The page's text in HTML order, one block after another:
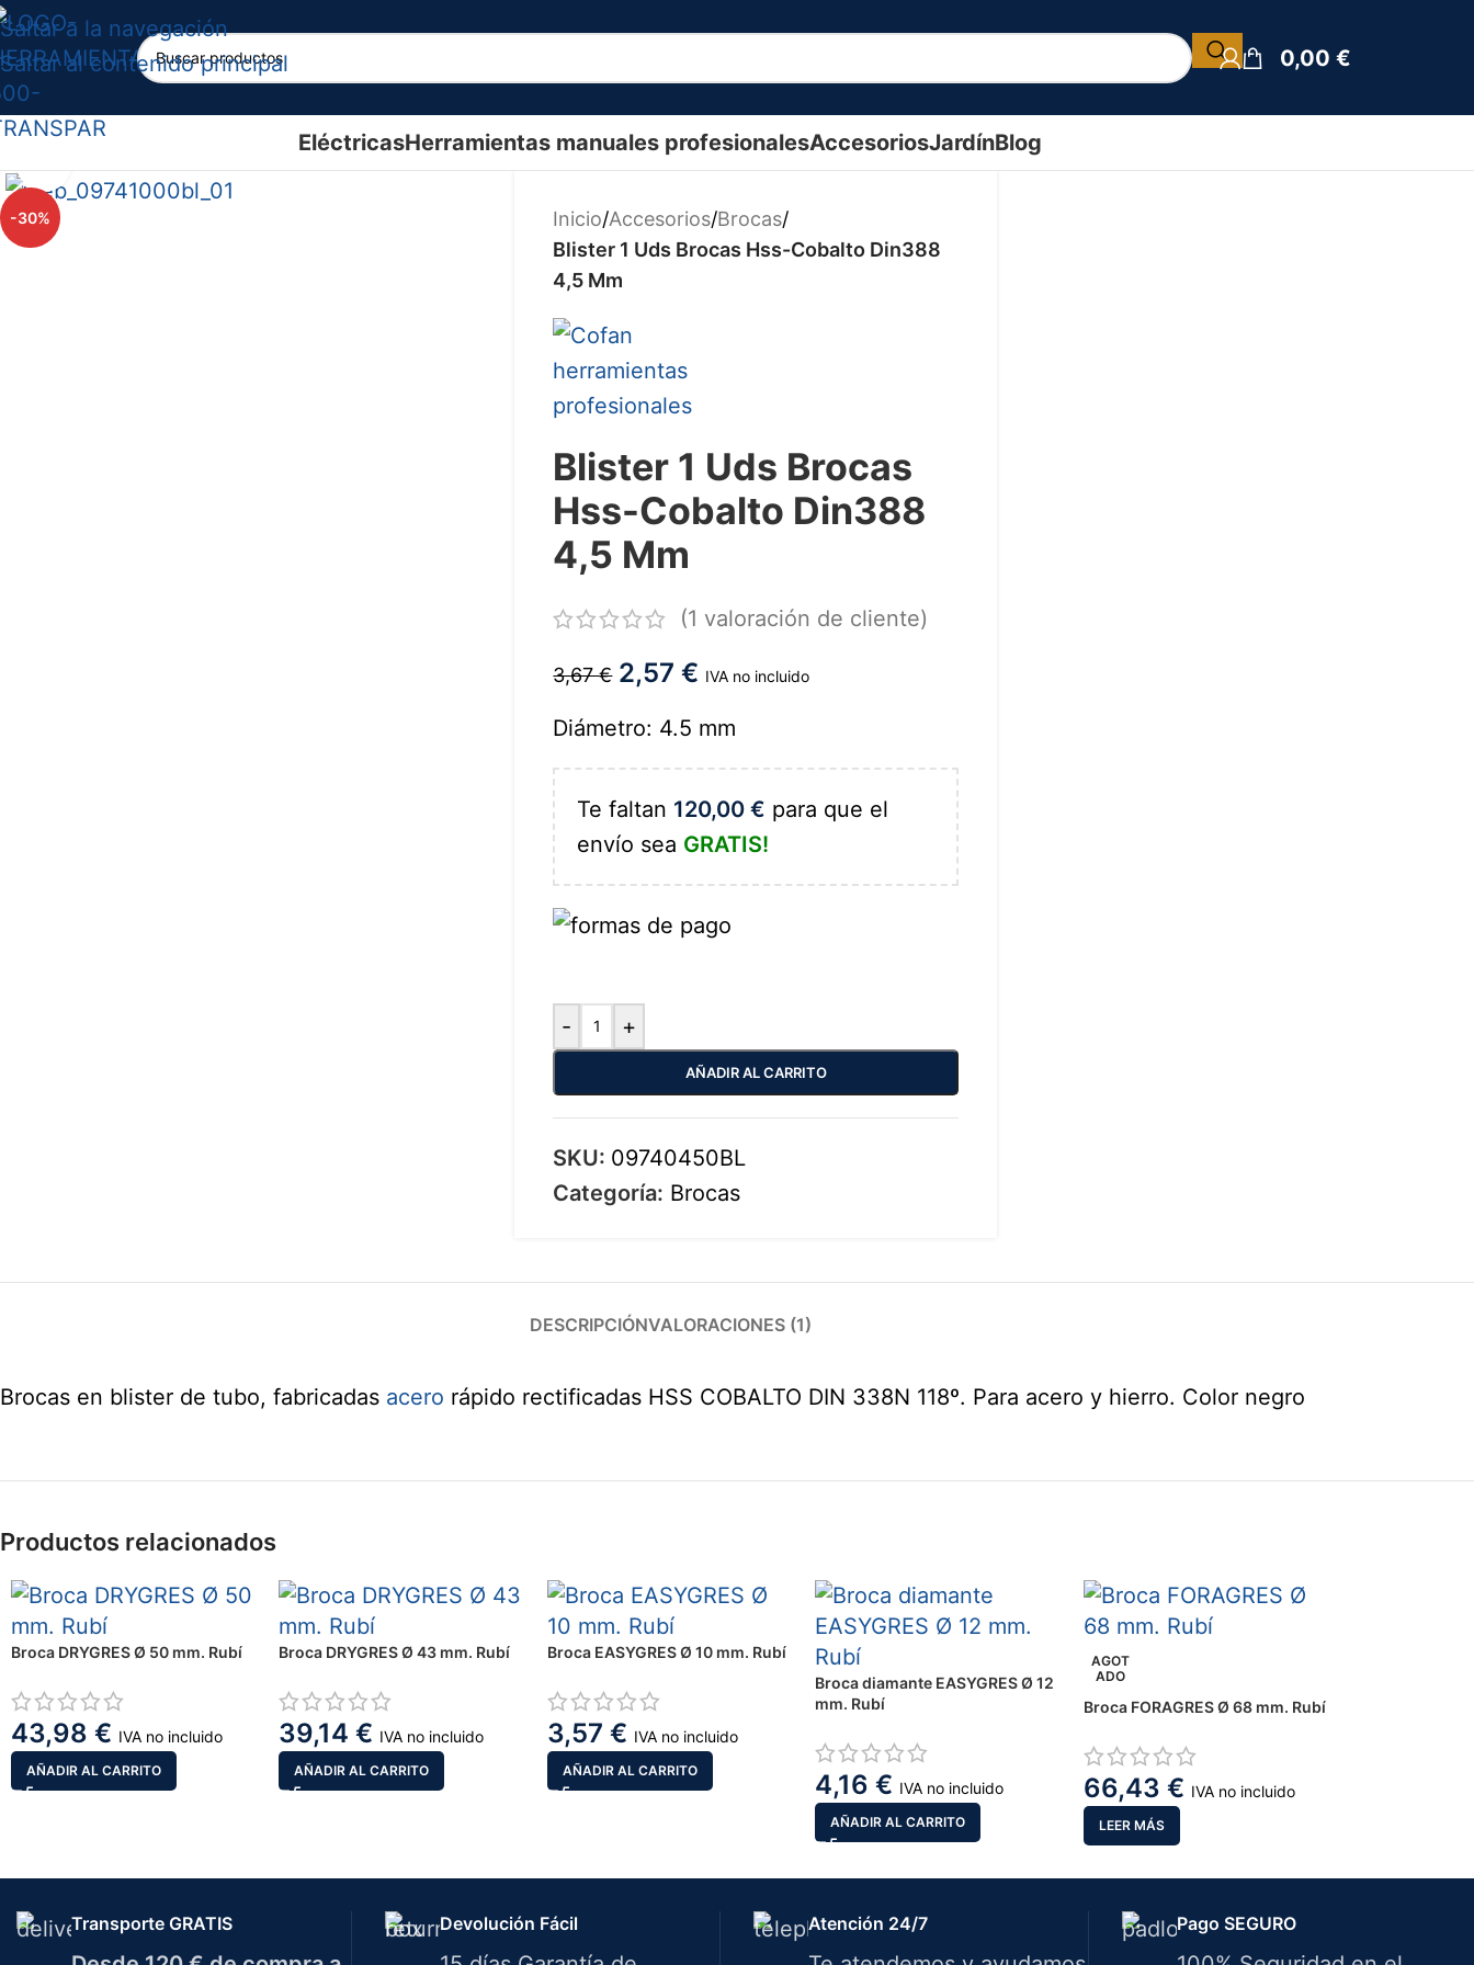
Saltar a la navegación
Saltar al contenido principal
0,00 €
EléctricasHerramientas manuales profesionalesAccesoriosJardínBlog
-30% Inicio/Accesorios/Brocas/
Blister 1 Uds Brocas Hss-Cobalto Din388
4,5 Mm
Blister 1 Uds Brocas
Hss-Cobalto Din388
4,5 Mm
(1 valoración de cliente)
3,67€ 2,57€ IVA no incluido
Diámetro: 4.5 mm
Te faltan 120,00€ para que el
envío sea GRATIS!
- +
AÑADIR AL CARRITO
SKU: 09740450BL
Categoría: Brocas
DESCRIPCIÓNVALORACIONES (1)
Brocas en blister de tubo, fabricadas acero rápido rectificadas HSS COBALTO DIN 338N 118º. Para acero y hierro. Color negro
Productos relacionados
Broca DRYGRES Ø 50 mm. Rubí
43,98 € IVA no incluido
AÑADIR AL CARRITO
Broca DRYGRES Ø 43 mm. Rubí
39,14€ IVA no incluido
AÑADIR AL CARRITO
Broca EASYGRES Ø 10 mm. Rubí
3,57 € IVA no incluido
AÑADIR AL CARRITO
Broca diamante EASYGRES Ø 12
mm. Rubí
4,16€ IVA no incluido
AÑADIR AL CARRITO
AGOT
ADO
Broca FORAGRES Ø 68 mm. Rubí
66,43 € IVA no incluido
LEER MÁS
Transporte GRATIS Devolución Fácil Atención 24/7 Pago SEGURO